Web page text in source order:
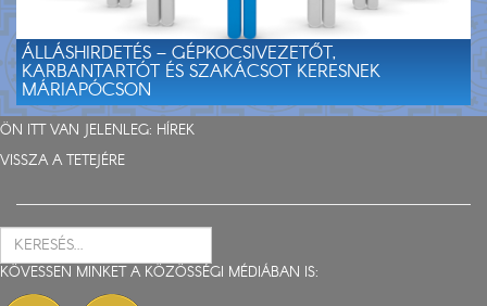
ÁLLÁSHIRDETÉS – GÉPKOCSIVEZETŐT,
KARBANTARTÓT ÉS SZAKÁCSOT KERESNEK
MÁRIAPÓCSON
ÖN ITT VAN JELENLEG: HÍREK
VISSZA A TETEJÉRE
KÖVESSEN MINKET A KÖZÖSSÉGI MÉDIÁBAN IS: